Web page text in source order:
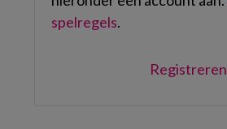
spelregels.
Registreren